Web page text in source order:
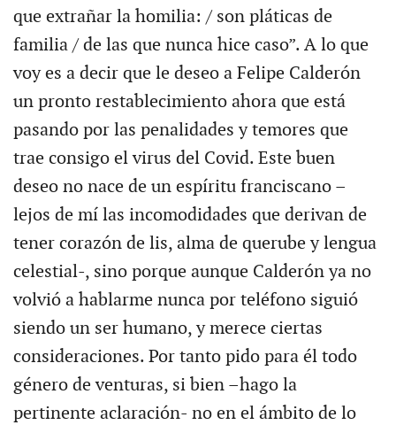
que extrañar la homilia: / son pláticas de
familia / de las que nunca hice caso”. A lo que
voy es a decir que le deseo a Felipe Calderón
un pronto restablecimiento ahora que está
pasando por las penalidades y temores que
trae consigo el virus del Covid. Este buen
deseo no nace de un espíritu franciscano –
lejos de mí las incomodidades que derivan de
tener corazón de lis, alma de querube y lengua
celestial-, sino porque aunque Calderón ya no
volvió a hablarme nunca por teléfono siguió
siendo un ser humano, y merece ciertas
consideraciones. Por tanto pido para él todo
género de venturas, si bien –hago la
pertinente aclaración- no en el ámbito de lo